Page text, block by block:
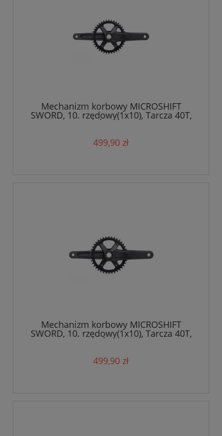
Mechanizm korbowy MICROSHIFT
SWORD, 10. rzędowy(1x10), Tarcza 40T,
Ramię 170mm, Średnica wałku 24mm
499,90 zł
Mechanizm korbowy MICROSHIFT
SWORD, 10. rzędowy(1x10), Tarcza 40T,
Ramię 172,5mm, Średnica wałku 24mm
499,90 zł